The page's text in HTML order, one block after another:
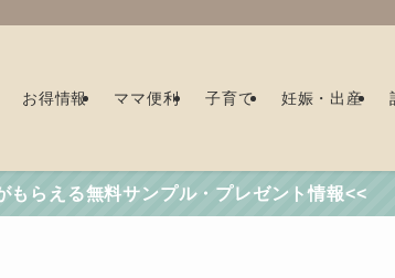
お得情報 ママ便利 子育て 妊娠・出産
もらえる無料サンプル・プレゼント情報<<